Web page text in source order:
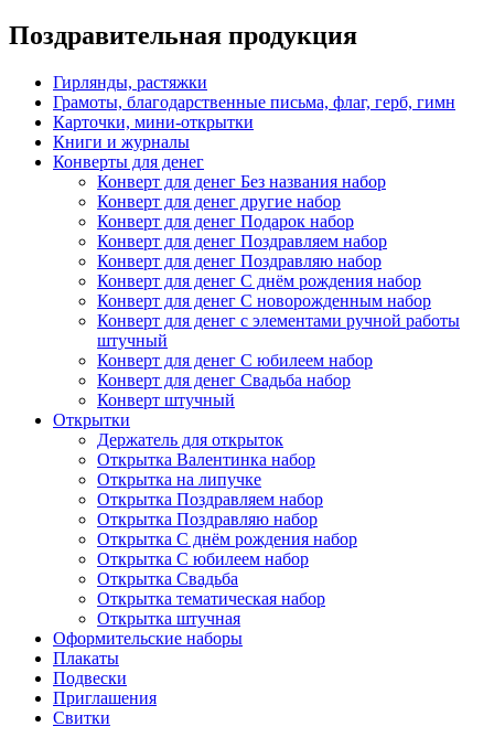
Поздравительная продукция
Гирлянды, растяжки
Грамоты, благодарственные письма, флаг, герб, гимн
Карточки, мини-открытки
Книги и журналы
Конверты для денег
Конверт для денег Без названия набор
Конверт для денег другие набор
Конверт для денег Подарок набор
Конверт для денег Поздравляем набор
Конверт для денег Поздравляю набор
Конверт для денег С днём рождения набор
Конверт для денег С новорожденным набор
Конверт для денег с элементами ручной работы
штучный
Конверт для денег С юбилеем набор
Конверт для денег Свадьба набор
Конверт штучный
Открытки
Держатель для открыток
Открытка Валентинка набор
Открытка на липучке
Открытка Поздравляем набор
Открытка Поздравляю набор
Открытка С днём рождения набор
Открытка С юбилеем набор
Открытка Свадьба
Открытка тематическая набор
Открытка штучная
Оформительские наборы
Плакаты
Подвески
Приглашения
Свитки